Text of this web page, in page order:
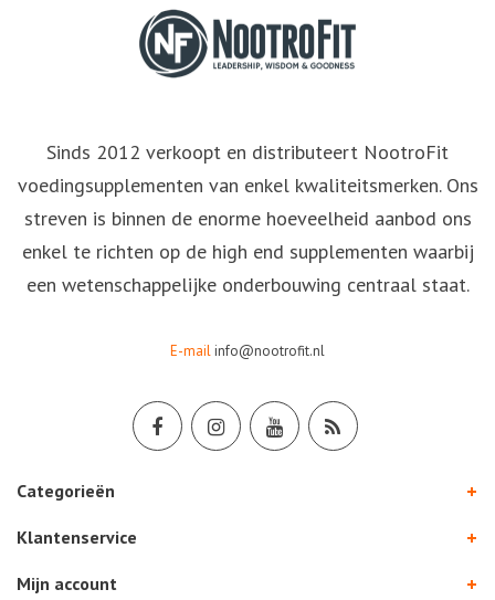
Sinds 2012 verkoopt en distributeert NootroFit
voedingsupplementen van enkel kwaliteitsmerken. Ons
streven is binnen de enorme hoeveelheid aanbod ons
enkel te richten op de high end supplementen waarbij
een wetenschappelijke onderbouwing centraal staat.
E-mailinfo@nootrofit.nl
Categorieën
Klantenservice
Mijn account